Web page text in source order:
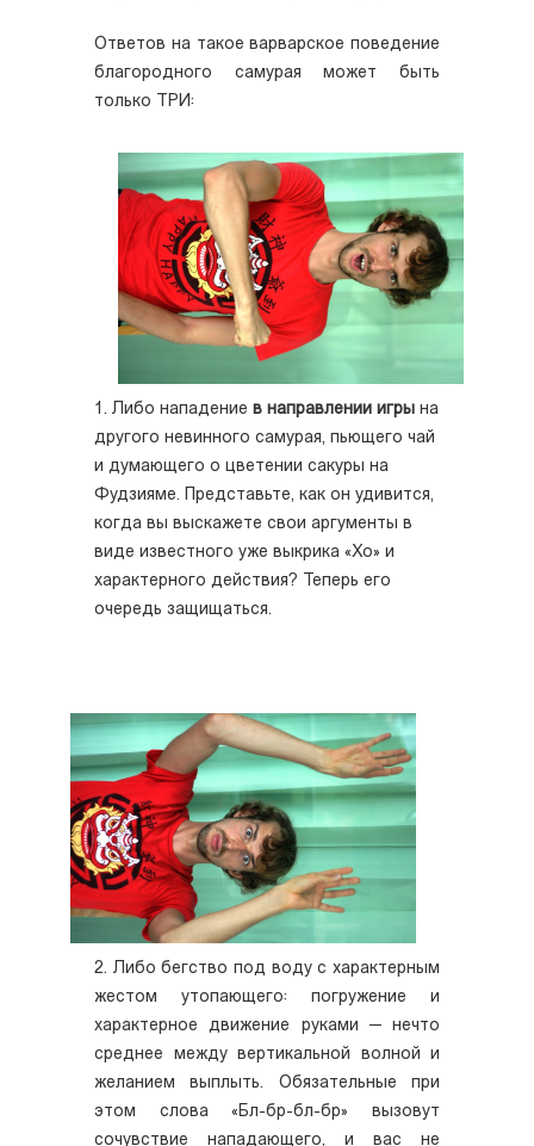
Ответов на такое варварское поведение
благородного самурая может быть
только ТРИ:
1. Либо нападение в направлении игры на
другого невинного самурая, пьющего чай
и думающего о цветении сакуры на
Фудзияме. Представьте, как он удивится,
когда вы выскажете свои аргументы в
виде известного уже выкрика «Хо» и
характерного действия? Теперь его
очередь защищаться.
2. Либо бегство под воду с характерным
жестом утопающего: погружение и
характерное движение руками — нечто
среднее между вертикальной волной и
желанием выплыть. Обязательные при
этом слова «Бл-бр-бл-бр» вызовут
сочувствие нападающего, и вас не